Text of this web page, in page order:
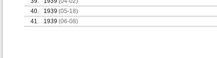
40.
1939 (05-18)
41.
1939 (06-08)